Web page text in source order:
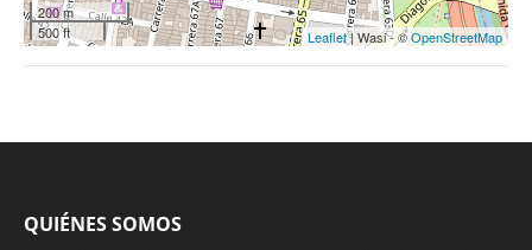
200 m
500 ft
Leaflet| Wasi - ©OpenStreetMap
QUIÉNES SOMOS